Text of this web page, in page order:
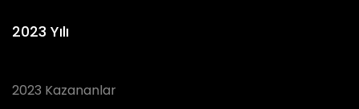
2023 Yılı
2023 Kazananlar